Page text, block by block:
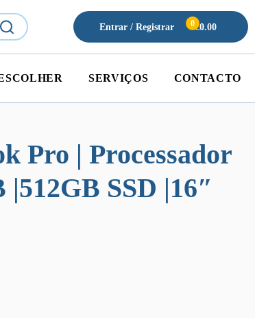
Entrar / Registrar 0€0.00
SERVIÇOS CONTACTO
Pro | Processador
SSD |16″